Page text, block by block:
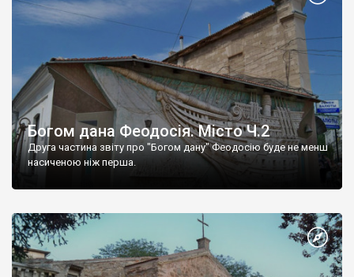
Богом дана Феодосія. Місто Ч.2
Друга частина звіту про "Богом дану" Феодосію буде не менш
насиченою ніж перша.